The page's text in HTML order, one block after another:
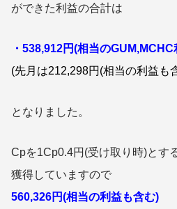
ができた利益の合計は
・538,912円(相当の
(先月は212,298円(相当の利益も
となりました。
Cpを1Cp0.4円(受け取り時)とす
獲得していますので
560,326円(相当の利益も含む)